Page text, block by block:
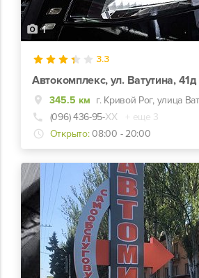
1
3.3
Автокомплекс, ул. Ватутина, 41д
345.5 км г. Кривой Рог, улица
(096) 436-95-ХХ
+ еще 3
Открыто: 08:00 - 20:00